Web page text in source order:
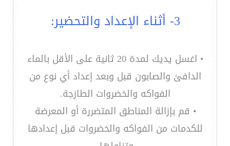
3- أثناء الإعداد والتحضير:
• اغسل يديك لمدة 20 ثانية على الأقل بالماء
الدافئ والصابون قبل وبعد إعداد أي نوع من
الفواكه والخضروات الطازجة.
• قم بإزالة المناطق المتضررة أو المعرضة
للكدمات من الفواكه والخضروات قبل إعدادها